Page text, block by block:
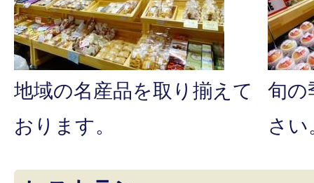
地域の名産品を取り揃えて
おります。
旬の
さい